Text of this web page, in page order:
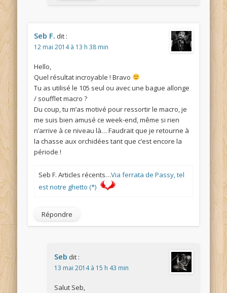
Seb F. dit :
12 mai 2014 à 13 h 38 min
Hello,
Quel résultat incroyable ! Bravo
Tu as utilisé le 105 seul ou avec une bague allonge
/ soufflet macro ?
Du coup, tu m’as motivé pour ressortir le macro, je
me suis bien amusé ce week-end, même si rien
n’arrive à ce niveau là… Faudrait que je retourne à
la chasse aux orchidées tant que c’est encore la
période !
Seb F. Articles récents…Via ferrata de Passy, tel
est notre ghetto (*)
Répondre
Seb dit :
13 mai 2014 à 15 h 43 min
Salut Seb,